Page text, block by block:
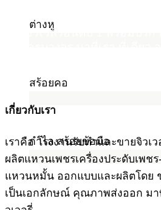
ต่างหู
สร้อยคอ
กำไล สร้อยข้อมือ
ร้านจิวเวลรี่อันดับ 1 พร้อมบริกา
เกี่ยวกับเรา
เราคือ โรงงานรับทำและขายจิวเ
ผลิตแหวนเพชรเครื่องประดับเพช
แหวนหมั้น ออกแบบและผลิตโดย
เป็นเอกลักษณ์ คุณภาพส่งออก มาที่